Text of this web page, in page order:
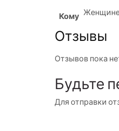
Кому
Отзывы
Отзывов пока
Будьте
Для отправки